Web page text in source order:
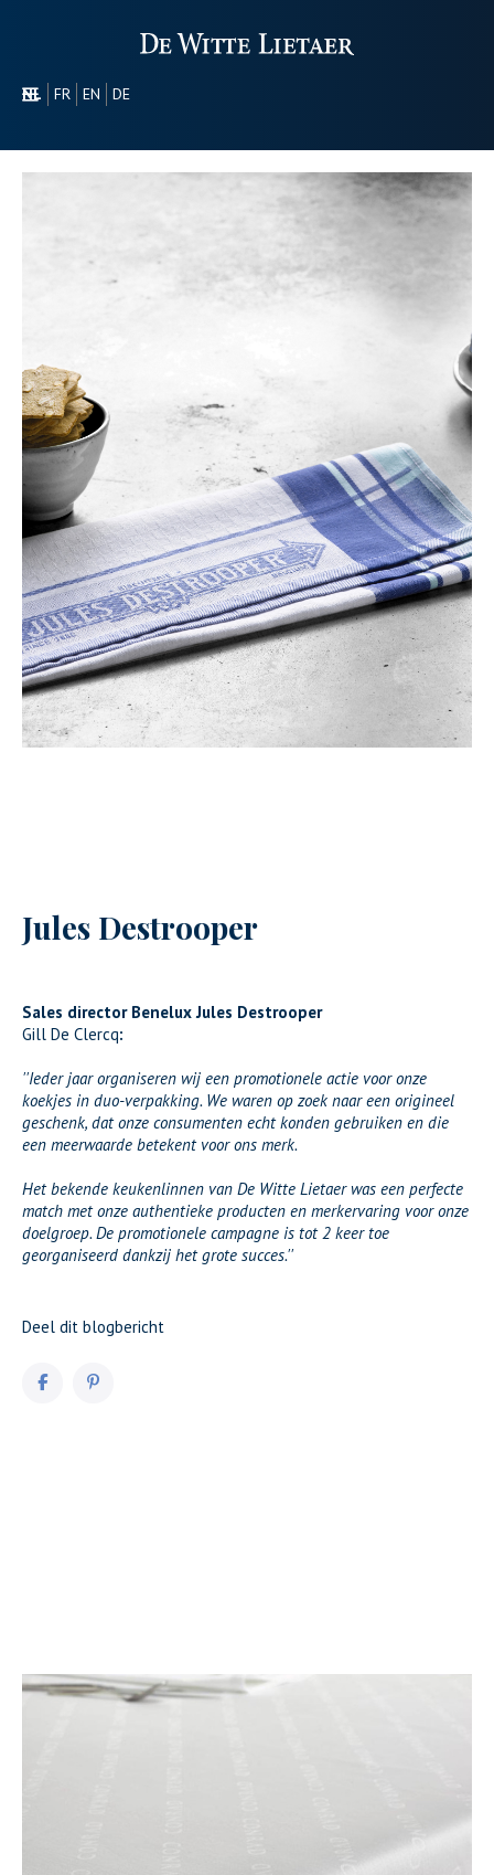
NL FR EN
DE
Jules Destrooper
Sales director Benelux Jules Destrooper
Gill De Clercq:
''Ieder jaar organiseren wij een promotionele actie voor onze
koekjes in duo-verpakking. We waren op zoek naar een origineel
geschenk, dat onze consumenten echt konden gebruiken en die
een meerwaarde betekent voor ons merk.
Het bekende keukenlinnen van De Witte Lietaer was een perfecte
match met onze authentieke producten en merkervaring voor onze
doelgroep. De promotionele campagne is tot 2 keer toe
georganiseerd dankzij het grote succes.''
Deel dit blogbericht